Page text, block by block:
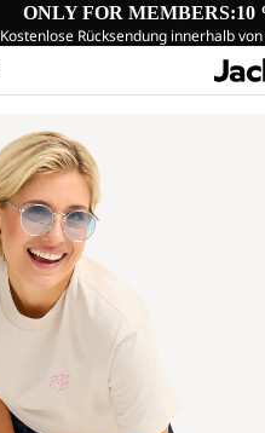
ONLY FOR MEMBERS:10
Kostenlose Rücksendung innerhalb